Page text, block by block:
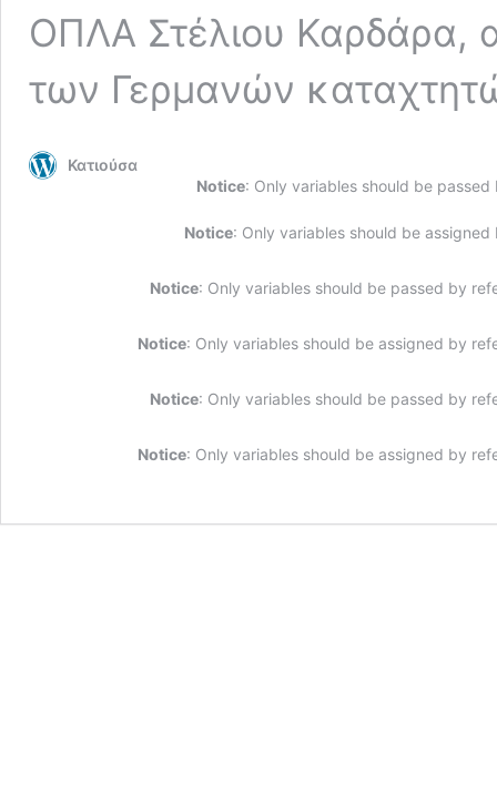
ΟΠΛΑ Στέλιου Καρδάρα,
των Γερμανών
Κατιούσα
Notice: Only variables should be
Notice: Only variables should be
Notice: Only variables should be passed by
Notice: Only variables should be assigned by
Notice: Only variables should be passed by
Notice: Only variables should be assigned by